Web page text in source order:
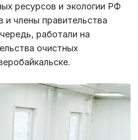
ресурсов и экологии РФ
и члены правительства
работали на
очистных